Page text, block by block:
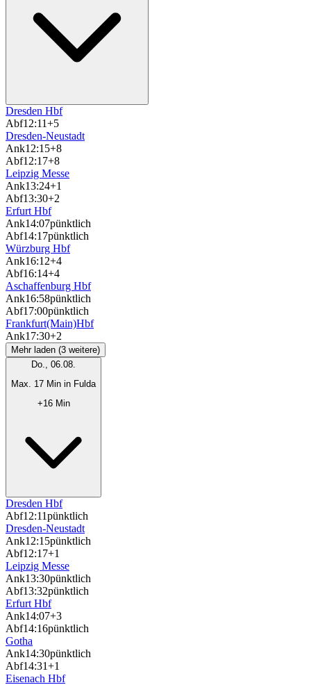
Dresden Hbf
Abf12:11+5
Dresden-Neustadt
Ank12:15+8
Abf12:17+8
Leipzig Messe
Ank13:24+1
Abf13:30+2
Erfurt Hbf
Ank14:07pünktlich
Abf14:17pünktlich
Würzburg Hbf
Ank16:12+4
Abf16:14+4
Aschaffenburg Hbf
Ank16:58pünktlich
Abf17:00pünktlich
Frankfurt(Main)Hbf
Ank17:30+2
Mehr laden (3 weitere)
Do., 06.08.
Max. 17 Min in Fulda
+16 Min
Dresden Hbf
Abf12:11pünktlich
Dresden-Neustadt
Ank12:15pünktlich
Abf12:17+1
Leipzig Messe
Ank13:30pünktlich
Abf13:32pünktlich
Erfurt Hbf
Ank14:07+3
Abf14:16pünktlich
Gotha
Ank14:30pünktlich
Abf14:31+1
Eisenach Hbf